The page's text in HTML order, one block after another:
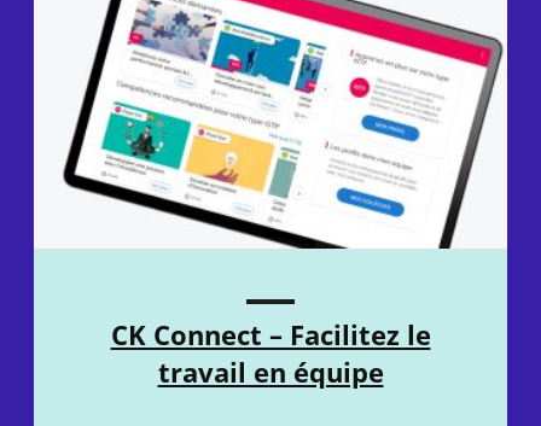
CK Connect – Facilitez le
travail en équipe